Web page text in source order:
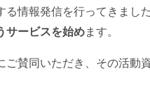
情報発信を行ってきまし
サービスを始めます。
賛同いただき、その活動